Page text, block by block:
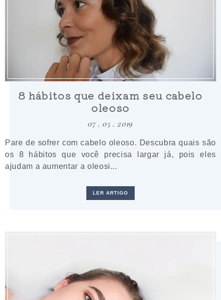
8 hábitos que deixam seu cabelo
oleoso
07 . 05 . 2019
Pare de sofrer com cabelo oleoso. Descubra quais são
os 8 hábitos que você precisa largar já, pois eles
ajudam a aumentar a oleosi...
LER ARTIGO